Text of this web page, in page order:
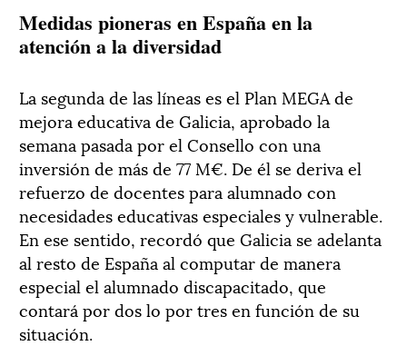
Medidas pioneras en España en la
atención a la diversidad
La segunda de las líneas es el Plan MEGA de
mejora educativa de Galicia, aprobado la
semana pasada por el Consello con una
inversión de más de 77 M€. De él se deriva el
refuerzo de docentes para alumnado con
necesidades educativas especiales y vulnerable.
En ese sentido, recordó que Galicia se adelanta
al resto de España al computar de manera
especial el alumnado discapacitado, que
contará por dos lo por tres en función de su
situación.